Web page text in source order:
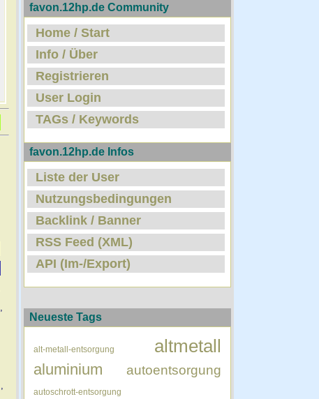
,
,
favon.12hp.de Community
Home / Start
Info / Über
Registrieren
User Login
TAGs / Keywords
favon.12hp.de Infos
Liste der User
Nutzungsbedingungen
Backlink / Banner
RSS Feed (XML)
API (Im-/Export)
Neueste Tags
alt-metall-entsorgung altmetall
aluminium autoentsorgung
autoschrott-entsorgung